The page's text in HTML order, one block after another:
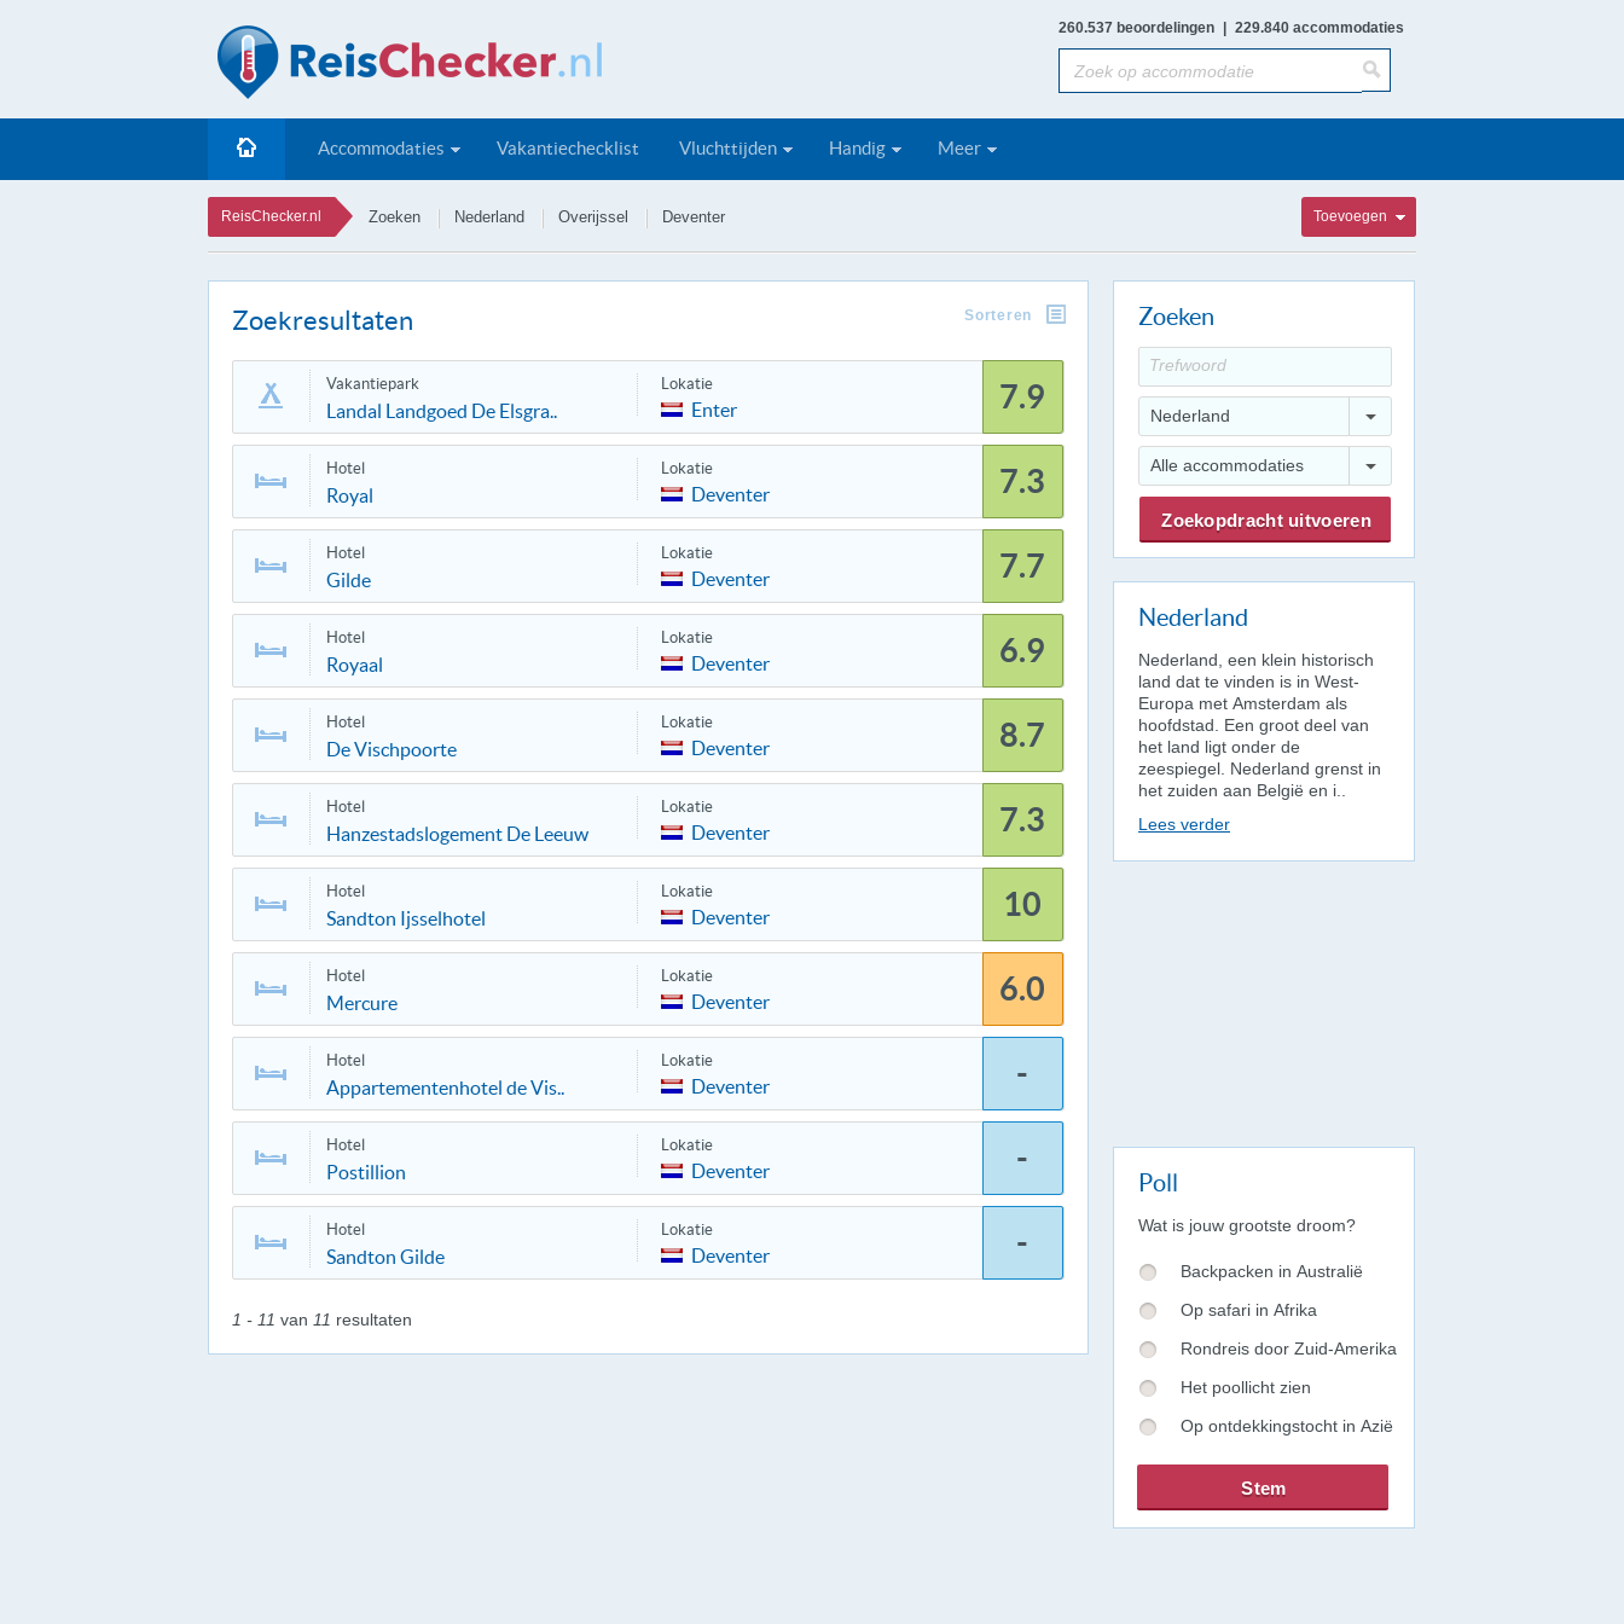
260.537 beoordelingen 229.840 accommodaties
Accommodaties Vakantiechecklist Vluchttijden Handig Meer
ReisChecker.nl Zoeken Nederland Overijssel Deventer Toevoegen
Zoekresultaten Sorteren
Vakantiepark
Landal Landgoed De Elsgra..
Lokatie
Enter 7.9
Hotel
Royal
Lokatie
Deventer 7.3
Hotel
Gilde
Lokatie
Deventer 7.7
Hotel
Royaal
Lokatie
Deventer 6.9
Hotel
De Vischpoorte
Lokatie
Deventer 8.7
Hotel
Hanzestadslogement De Leeuw
Lokatie
Deventer 7.3
Hotel
Sandton Ijsselhotel
Lokatie
Deventer 10
Hotel
Mercure
Lokatie
Deventer 6.0
Hotel
Appartementenhotel de Vis..
Lokatie
Deventer -
Hotel
Postillion
Lokatie
Deventer -
Hotel
Sandton Gilde
Lokatie
Deventer -
1 - 11 van 11 resultaten
Zoeken
Nederland
Alle accommodaties
Nederland
Nederland, een klein historisch
land dat te vinden is in West-
Europa met Amsterdam als
hoofdstad. Een groot deel van
het land ligt onder de
zeespiegel. Nederland grenst in
het zuiden aan België en i..
Lees verder
Poll
Wat is jouw grootste droom?
Backpacken in Australië
Op safari in Afrika
Rondreis door Zuid-Amerika
Het poollicht zien
Op ontdekkingstocht in Azië